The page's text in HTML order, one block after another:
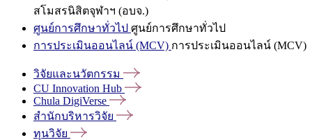
สโมสรนิสิตจุฬาฯ (อบจ.)
ศูนย์การศึกษาทั่วไป ศูนย์การศึกษาทั่วไป
การประเมินออนไลน์ (MCV) การประเมินออนไลน์ (MCV)
วิจัยและนวัตกรรม
CU Innovation Hub
Chula DigiVerse
สำนักบริหารวิจัย
ทุนวิจัย